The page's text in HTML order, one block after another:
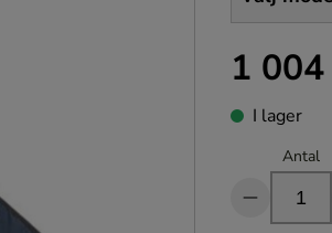
Pris :1 004
1
I lager
Antal